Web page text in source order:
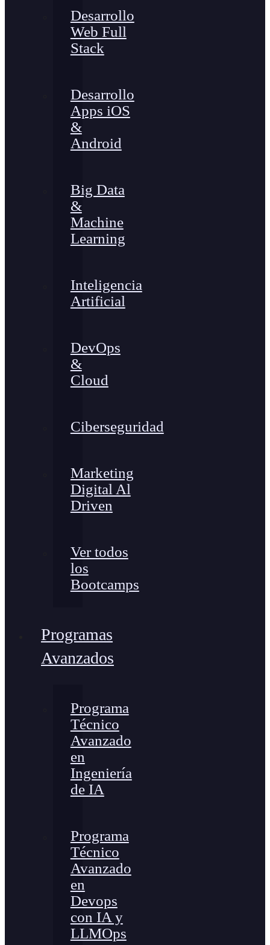
Desarrollo
Web Full
Stack
Desarrollo
Apps iOS
&
Android
Big Data
&
Machine
Learning
Inteligencia
Artificial
DevOps
&
Cloud
Ciberseguridad
Marketing
Digital Al
Driven
Ver todos
los
Bootcamps
Programas
Avanzados
Programa
Técnico
Avanzado
en
Ingeniería
de IA
Programa
Técnico
Avanzado
en
Devops
con IA y
LLMOps